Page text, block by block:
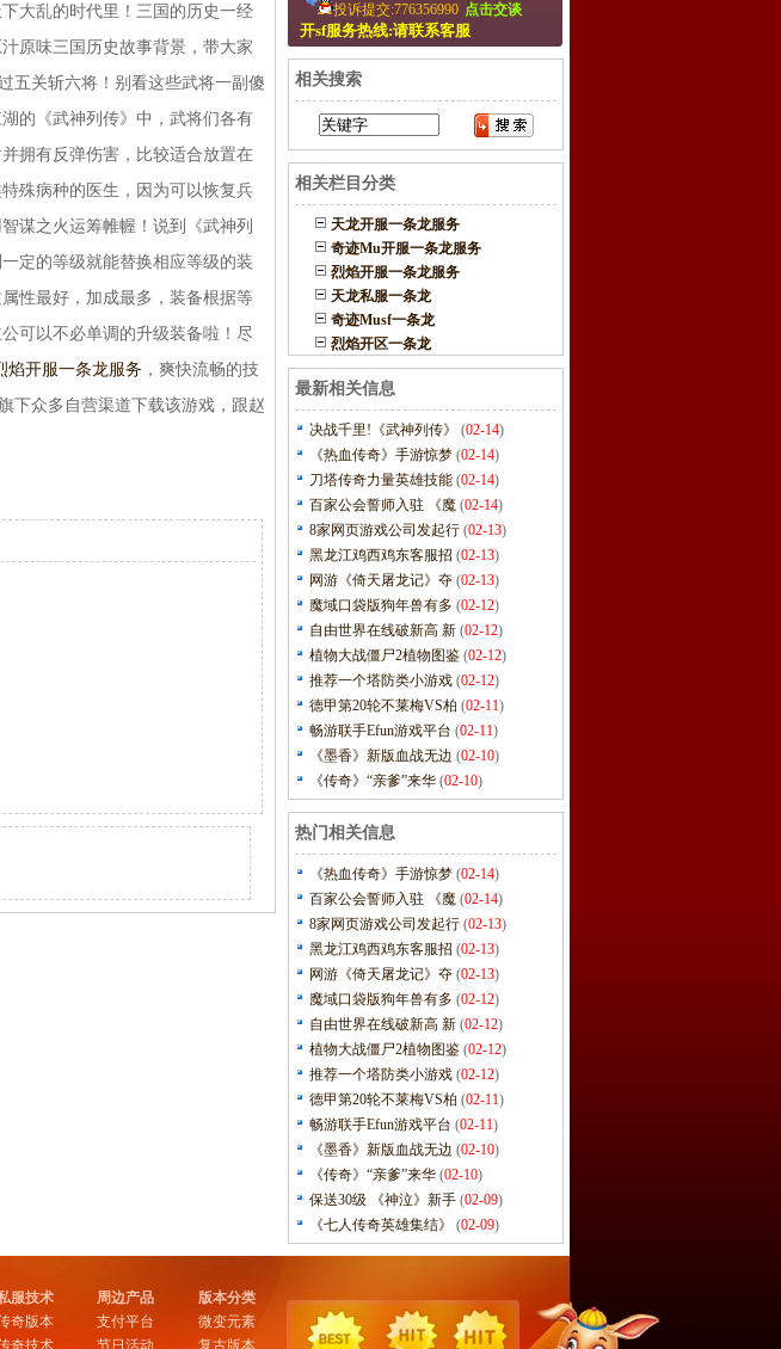
大乱的时代里！三国的历史一经
原味三国历史故事背景，带大家
五关斩六将！别看这些武将一副傻
的《武神列传》中，武将们各有
拥有反弹伤害，比较适合放置在
殊病种的医生，因为可以恢复兵
谋之火运筹帷幄！说到《武神列
定的等级就能替换相应等级的装
性最好，加成最多，装备根据等
可以不必单调的升级装备啦！尽
焰开服一条龙服务 ，爽快流畅的技
下众多自营渠道下载该游戏，跟赵
投诉提交:776356990 点击交谈
开sf服务热线:请联系客服
相关搜索
相关栏目分类
天龙开服一条龙服务
奇迹Mu开服一条龙服务
烈焰开服一条龙服务
天龙私服一条龙
奇迹Musf一条龙
烈焰开区一条龙
最新相关信息
决战千里!《武神列传》 (02-14)
《热血传奇》手游惊梦 (02-14)
刀塔传奇力量英雄技能 (02-14)
百家公会誓师入驻 《魔 (02-14)
8家网页游戏公司发起行 (02-13)
黑龙江鸡西鸡东客服招 (02-13)
网游《倚天屠龙记》夺 (02-13)
魔域口袋版狗年兽有多 (02-12)
自由世界在线破新高 新 (02-12)
植物大战僵尸2植物图鉴 (02-12)
推荐一个塔防类小游戏 (02-12)
德甲第20轮不莱梅VS柏 (02-11)
畅游联手Efun游戏平台 (02-11)
《墨香》新版血战无边 (02-10)
《传奇》“亲爹”来华 (02-10)
热门相关信息
《热血传奇》手游惊梦 (02-14)
百家公会誓师入驻 《魔 (02-14)
8家网页游戏公司发起行 (02-13)
黑龙江鸡西鸡东客服招 (02-13)
网游《倚天屠龙记》夺 (02-13)
魔域口袋版狗年兽有多 (02-12)
自由世界在线破新高 新 (02-12)
植物大战僵尸2植物图鉴 (02-12)
推荐一个塔防类小游戏 (02-12)
德甲第20轮不莱梅VS柏 (02-11)
畅游联手Efun游戏平台 (02-11)
《墨香》新版血战无边 (02-10)
《传奇》“亲爹”来华 (02-10)
保送30级 《神泣》新手 (02-09)
《七人传奇英雄集结》
(02-09)
服技术
奇版本
奇技术
周边产品
支付平台
节日活动
版本分类
微变元素
复古版本